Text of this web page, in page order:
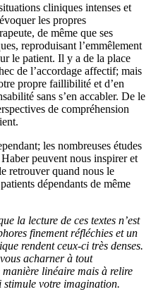
cliniques intenses et
les propres
de même que ses
reproduisant l’emmêlement
le patient. Il y a de la place
de l’accordage affectif; mais
propre faillibilité et d’en
sans s’en accabler. De le
de compréhension
les nombreuses études
peuvent nous inspirer et
retrouver quand nous le
dépendants de même
la lecture de ces textes n’est
finement réfléchies et un
rendent ceux-ci très denses.
acharner à tout
linéaire mais à relire
stimule votre imagination.